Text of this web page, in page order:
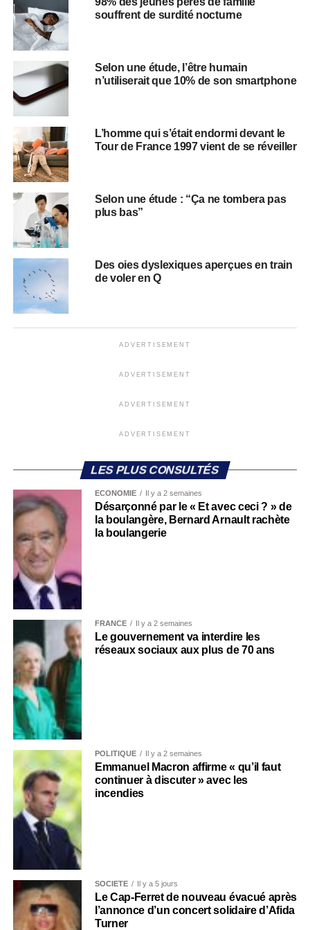
souffrent de surdité nocturne
Selon une étude, l’être humain
n’utiliserait que 10% de son smartphone
L’homme qui s’était endormi devant le
Tour de France 1997 vient de se réveiller
Selon une étude : “Ça ne tombera pas
plus bas”
Des oies dyslexiques aperçues en train
de voler en Q
ADVERTISEMENT
ADVERTISEMENT
ADVERTISEMENT
ADVERTISEMENT
LES PLUS CONSULTÉS
ECONOMIE Il y a 2 semaines
Désarçonné par le « Et avec ceci ? » de
la boulangère, Bernard Arnault rachète
la boulangerie
FRANCE Il y a 2 semaines
Le gouvernement va interdire les
réseaux sociaux aux plus de 70 ans
POLITIQUE Il y a 2 semaines
Emmanuel Macron affirme « qu’il faut
continuer à discuter » avec les
incendies
SOCIÉTÉ Il y a 5 jours
Le Cap-Ferret de nouveau évacué après
l’annonce d’un concert solidaire d’Afida
Turner